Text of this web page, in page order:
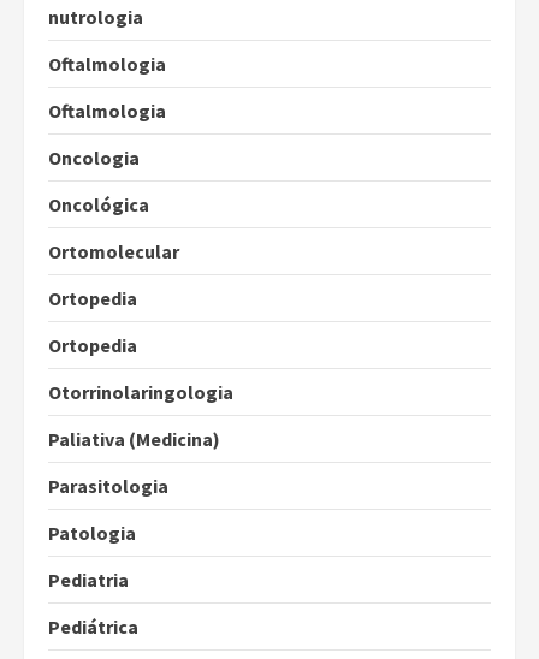
nutrologia
Oftalmologia
Oftalmologia
Oncologia
Oncológica
Ortomolecular
Ortopedia
Ortopedia
Otorrinolaringologia
Paliativa (Medicina)
Parasitologia
Patologia
Pediatria
Pediátrica